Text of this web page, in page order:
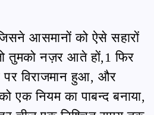
आसमानों को ऐसे सहारों
तुमको नज़र आते हों,1 फिर
विराजमान हुआ, और
नियम का पाबन्द बनाया,